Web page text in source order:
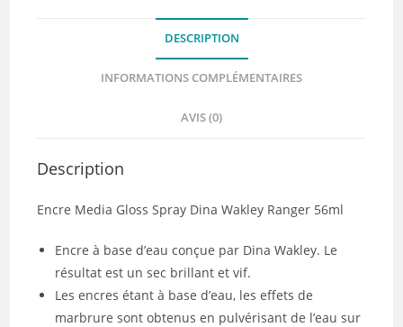
DESCRIPTION
INFORMATIONS COMPLÉMENTAIRES
AVIS (0)
Description
Encre Media Gloss Spray Dina Wakley Ranger 56ml
Encre à base d’eau conçue par Dina Wakley. Le
résultat est un sec brillant et vif.
Les encres étant à base d’eau, les effets de
marbrure sont obtenus en pulvérisant de l’eau sur